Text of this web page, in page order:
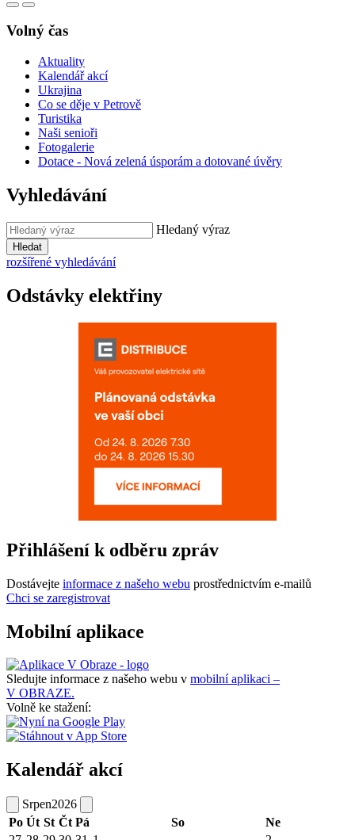
Volný čas
Aktuality
Kalendář akcí
Ukrajina
Co se děje v Petrově
Turistika
Naši senioři
Fotogalerie
Dotace - Nová zelená úsporám a dotované úvěry
Vyhledávání
Hledaný výraz
Hledat
rozšířené vyhledávání
Odstávky elektřiny
Přihlášení k odběru zpráv
Dostávejte informace z našeho webu prostřednictvím e-mailů
Chci se zaregistrovat
Mobilní aplikace
Sledujte informace z našeho webu v mobilní aplikaci –
V OBRAZE.
Volně ke stažení:
Kalendář akcí
Srpen2026
Po Út St Čt Pá So
Ne